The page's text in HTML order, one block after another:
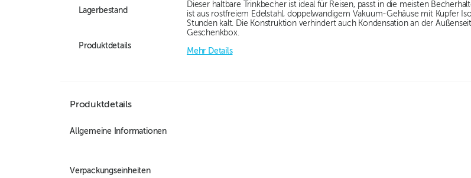
Lagerbestand
Produktdetails
Dieser haltbare Trinkbecher ist ideal für Reisen, passt in die meisten
ist aus rostfreiem Edelstahl, doppelwandigem Vakuum-Gehäuse mit Kupfer
Stunden kalt. Die Konstruktion verhindert auch Kondensation an der
Geschenkbox.
Mehr Details
Produktdetails
Allgemeine Informationen
Verpackungseinheiten